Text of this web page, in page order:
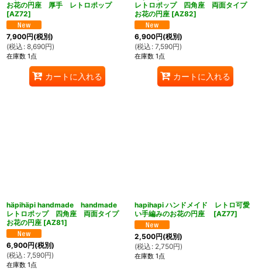
お花の円座 厚手 レトロポップ
[AZ72]
7,900円(税別)
(税込 : 8,690円)
在庫数 1点
カートに入れる
レトロポップ 四角座 両面タイプ
お花の円座 [AZ82]
6,900円(税別)
(税込 : 7,590円)
在庫数 1点
カートに入れる
häpihäpi handmade handmade
レトロポップ 四角座 両面タイプ
お花の円座 [AZ81]
6,900円(税別)
(税込 : 7,590円)
在庫数 1点
hapihapi ハンドメイド レトロ可愛
い手編みのお花の円座
[AZ77]
2,500円(税別)
(税込 : 2,750円)
在庫数 1点